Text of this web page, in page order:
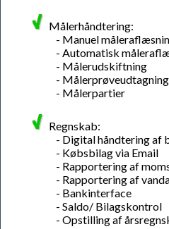
Målerhåndtering:
- Manuel
- Automatisk
- Målerudskiftning
- Målerprøveudtagning
- Målerpartier
Regnskab:
- Digital håndtering af
- Købsbilag via Email
- Rapportering af
- Rapportering af
- Bankinterface
- Saldo/ Bilagskontrol
- Opstilling af